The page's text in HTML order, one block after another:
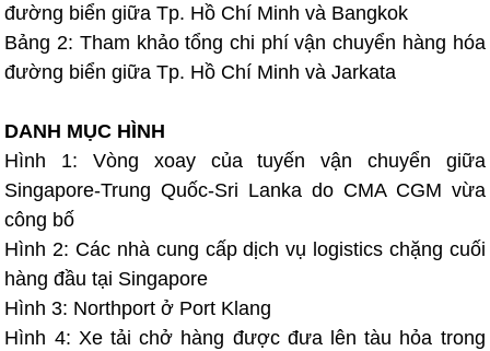
đường biển giữa Tp. Hồ Chí Minh và Bangkok
Bảng 2: Tham khảo tổng chi phí vận chuyển hàng hóa
đường biển giữa Tp. Hồ Chí Minh và Jarkata
DANH MỤC HÌNH
Hình 1: Vòng xoay của tuyến vận chuyển giữa
Singapore-Trung Quốc-Sri Lanka do CMA CGM vừa
công bố
Hình 2: Các nhà cung cấp dịch vụ logistics chặng cuối
hàng đầu tại Singapore
Hình 3: Northport ở Port Klang
Hình 4: Xe tải chở hàng được đưa lên tàu hỏa trong